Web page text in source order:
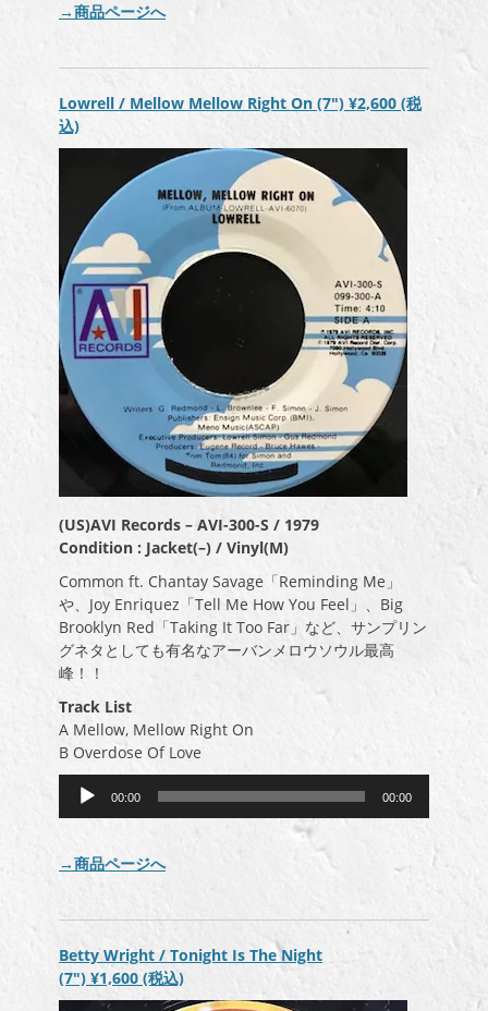
ー
ー
ー
→商品ページへ
Lowrell / Mellow Mellow Right On (7″) ¥2,600 (税
込)
(US)AVI Records – AVI-300-S / 1979
Condition : Jacket(–) / Vinyl(M)
Common ft. Chantay Savage「Reminding Me」
や、Joy Enriquez「Tell Me How You Feel」、Big
Brooklyn Red「Taking It Too Far」など、サンプリン
グネタとしても有名なアーバンメロウソウル最高
峰！！
Track List
A Mellow, Mellow Right On
B Overdose Of Love
ー
ー
00:00 00:00
→商品ページへ
Betty Wright / Tonight Is The Night
(7″) ¥1,600 (税込)